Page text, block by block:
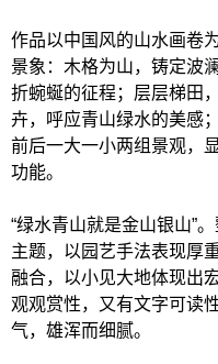
作品以中国风的山水画卷
景象：木格为山，铸定波
折蜿蜒的征程；层层梯田
卉，呼应青山绿水的美感
前后一大一小两组景观，
功能。
“绿水青山就是金山银山”
主题，以园艺手法表现厚
融合，以小见大地体现出
观观赏性，又有文字可读
气，雄浑而细腻。